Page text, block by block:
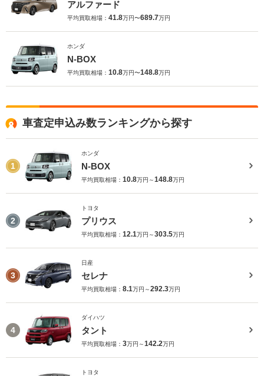
アルファード
平均買取相場： 41.8万円〜689.7万円
ホンダ
N-BOX
平均買取相場： 10.8万円〜148.8万円
車査定申込み数ランキングから探す
1
ホンダ
N-BOX
平均買取相場： 10.8万円～148.8万円
2
トヨタ
プリウス
平均買取相場： 12.1万円～303.5万円
3
日産
セレナ
平均買取相場： 8.1万円～292.3万円
4
ダイハツ
タント
平均買取相場： 3万円～142.2万円
トヨタ